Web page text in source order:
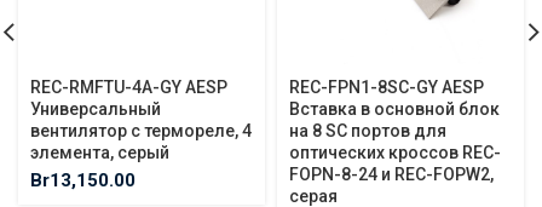
REC-RMFTU-4A-GY AESP
Универсальный
вентилятор с термореле, 4
элемента, серый
Br13,150.00
REC-FPN1-8SC-GY AESP
Вставка в основной блок
на 8 SC портов для
оптических кроссов REC-
FOPN-8-24 и REC-FOPW2,
серая